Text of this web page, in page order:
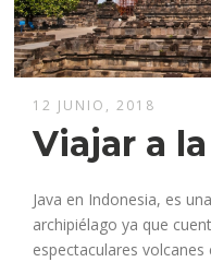
12 JUNIO, 2018
Viajar a
Java en Indonesia, es
archipiélago ya que
espectaculares